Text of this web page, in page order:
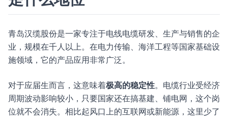
青岛汉缆股份是一家专注于电线电缆研发、生产与销售的企
业，规模在千人以上。在电力传输、海洋工程等国家基础设
施领域，它的产品应用非常广泛。
对于应届生而言，这意味着极高的稳定性。电缆行业受经济
周期波动影响较小，只要国家还在搞基建、铺电网，这个岗
位就不会消失。相比起风口上的互联网或新能源，这里少了